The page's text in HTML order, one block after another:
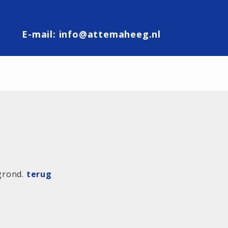
E-mail: info@attemaheeg.nl
terug